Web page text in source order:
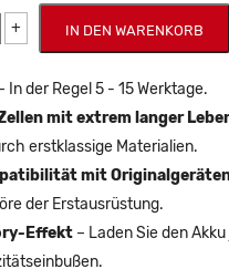
+ IN DEN WARENKORB
In der Regel 5 - 15 Werktage.
mit extrem langer
erstklassige Materialien.
mit
der Erstausrüstung.
Effekt – Laden Sie den